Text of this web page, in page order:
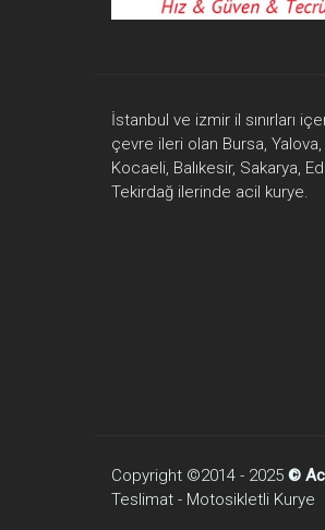
İstanbul ve izmir il sınırları
çevre ileri olan Bursa,
Kocaeli, Balıkesir, Sakarya,
Tekirdağ ilerinde acil kurye.
Copyright ©2014 - 2025 ©
Teslimat - Motosikletli Kurye